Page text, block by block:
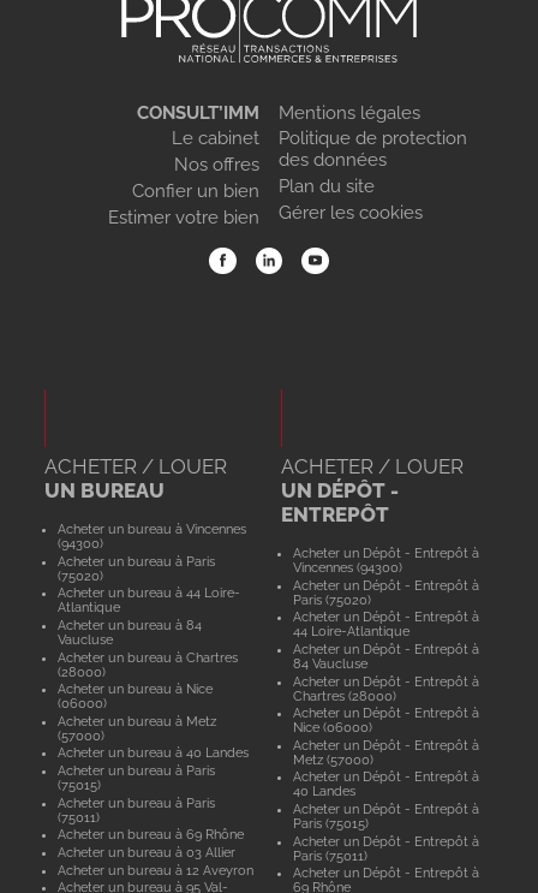
CONSULT’IMM
Le cabinet
Nos offres
Confier un bien
Estimer votre bien
Mentions légales
Politique de protection
des données
Plan du site
Gérer les cookies
ACHETER / LOUER
UN BUREAU
Acheter un bureau à Vincennes
(94300)
Acheter un bureau à Paris
(75020)
Acheter un bureau à 44 Loire-
Atlantique
Acheter un bureau à 84
Vaucluse
Acheter un bureau à Chartres
(28000)
Acheter un bureau à Nice
(06000)
Acheter un bureau à Metz
(57000)
Acheter un bureau à 40 Landes
Acheter un bureau à Paris
(75015)
Acheter un bureau à Paris
(75011)
Acheter un bureau à 69 Rhône
Acheter un bureau à 03 Allier
Acheter un bureau à 12 Aveyron
Acheter un bureau à 95 Val-
ACHETER / LOUER
UN DÉPÔT -
ENTREPÔT
Acheter un Dépôt - Entrepôt à
Vincennes (94300)
Acheter un Dépôt - Entrepôt à
Paris (75020)
Acheter un Dépôt - Entrepôt à
44 Loire-Atlantique
Acheter un Dépôt - Entrepôt à
84 Vaucluse
Acheter un Dépôt - Entrepôt à
Chartres (28000)
Acheter un Dépôt - Entrepôt à
Nice (06000)
Acheter un Dépôt - Entrepôt à
Metz (57000)
Acheter un Dépôt - Entrepôt à
40 Landes
Acheter un Dépôt - Entrepôt à
Paris (75015)
Acheter un Dépôt - Entrepôt à
Paris (75011)
Acheter un Dépôt - Entrepôt à
69 Rhône